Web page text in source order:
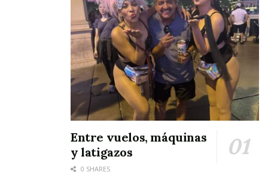
Entre vuelos, máquinas
y latigazos
0 SHARES